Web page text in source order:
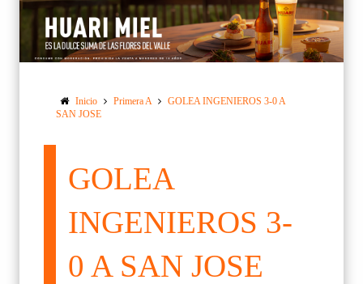
Inicio Primera A
GOLEA INGENIEROS 3-0 A
SAN JOSE
GOLEA
INGENIEROS 3-
0 A SAN JOSE